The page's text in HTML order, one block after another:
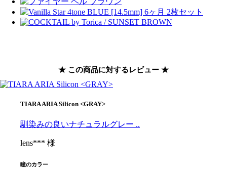
★ この商品に対するレビュー ★
TIARA ARIA Silicon <GRAY>
馴染みの良いナチュラルグレー ..
lens*** 様
瞳のカラー